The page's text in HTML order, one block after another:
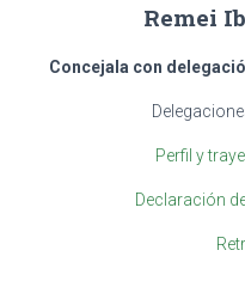
Remei
Concejala con
Perfil y
Declaración